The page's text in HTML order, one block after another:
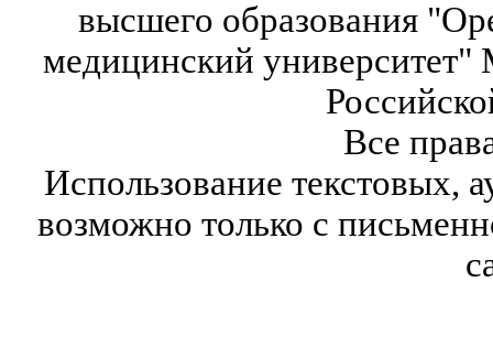
высшего образования
медицинский университет"
Все
Использование текстовых,
возможно только с